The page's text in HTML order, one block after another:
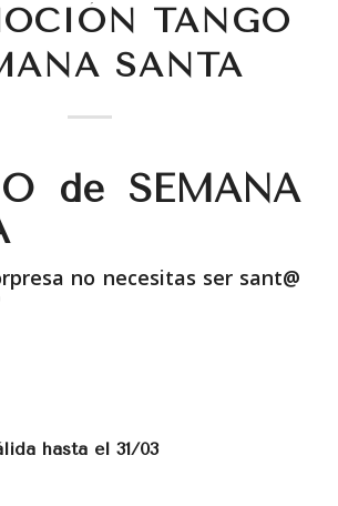
TANGO
SANTA
de SEMANA
no necesitas ser sant@
hasta el 31/03